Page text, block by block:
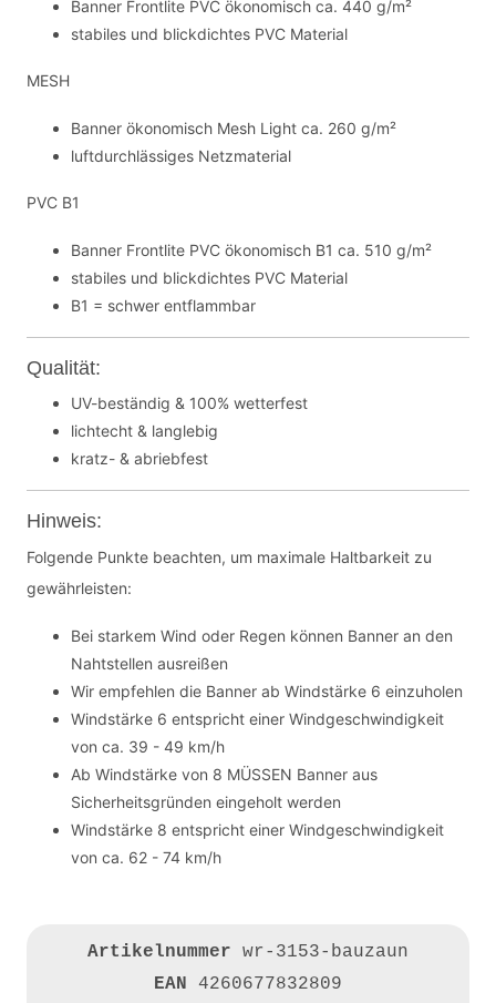
Banner Frontlite PVC ökonomisch ca. 440 g/m²
stabiles und blickdichtes PVC Material
MESH
Banner ökonomisch Mesh Light ca. 260 g/m²
luftdurchlässiges Netzmaterial
PVC B1
Banner Frontlite PVC ökonomisch B1 ca. 510 g/m²
stabiles und blickdichtes PVC Material
B1 = schwer entflammbar
Qualität:
UV-beständig & 100% wetterfest
lichtecht & langlebig
kratz- & abriebfest
Hinweis:
Folgende Punkte beachten, um maximale Haltbarkeit zu
gewährleisten:
Bei starkem Wind oder Regen können Banner an den
Nahtstellen ausreißen
Wir empfehlen die Banner ab Windstärke 6 einzuholen
Windstärke 6 entspricht einer Windgeschwindigkeit
von ca. 39 - 49 km/h
Ab Windstärke von 8 MÜSSEN Banner aus
Sicherheitsgründen eingeholt werden
Windstärke 8 entspricht einer Windgeschwindigkeit
von ca. 62 - 74 km/h
Artikelnummer wr-3153-bauzaun
EAN 4260677832809